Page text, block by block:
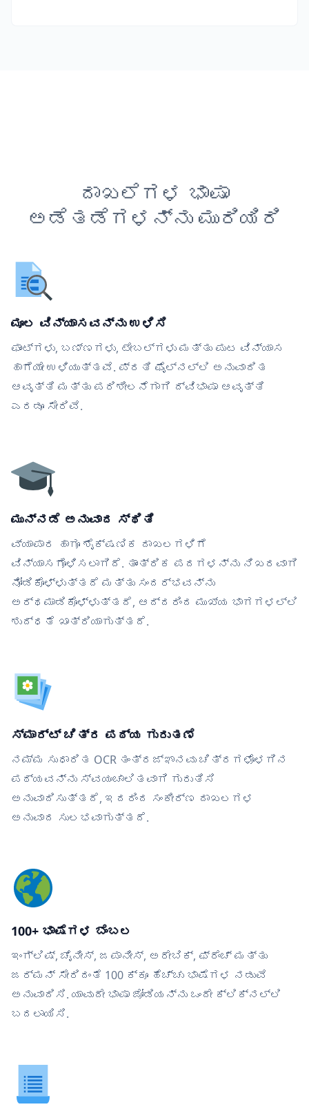
ದಾಖಲೆಗಳ ಭಾಷಾ
ಅಡೆತಡೆಗಳನ್ನು ಮುರಿಯಿರಿ
ಮೂಲ ವಿನ್ಯಾಸವನ್ನು ಉಳಿಸಿ
ಫಾಂಟ್‌ಗಳು, ಬಣ್ಣಗಳು, ಟೇಬಲ್‌ಗಳು ಮತ್ತು ಪುಟ ವಿನ್ಯಾಸ
ಹಾಗೆಯೇ ಉಳಿಯುತ್ತವೆ. ಪ್ರತಿ ಫೈಲ್‌ನಲ್ಲಿ ಅನುವಾದಿತ
ಆವೃತ್ತಿ ಮತ್ತು ಪರಿಶೀಲನೆಗಾಗಿ ದ್ವಿಭಾಷಾ ಆವೃತ್ತಿ
ಎರಡೂ ಸೇರಿವೆ.
ಮುನ್ನಡೆ ಅನುವಾದ ಸ್ಥಿತಿ
ವ್ಯಾಪಾರ ಹಾಗೂ ಶೈಕ್ಷಣಿಕ ದಾಖಲಗಳಿಗೆ
ವಿನ್ಯಾಸಗೊಳಿಸಲಾಗಿದೆ. ತಾಂತ್ರಿಕ ಪದಗಳನ್ನು ನಿಖರವಾಗಿ
ನೋಡಿಕೊಳ್ಳುತ್ತದೆ ಮತ್ತು ಸಂದರ್ಭವನ್ನು
ಅರ್ಥಮಾಡಿಕೊಳ್ಳುತ್ತದೆ, ಆದ್ದರಿಂದ ಮುಖ್ಯ ಭಾಗಗಳಲ್ಲಿ
ಶುದ್ಧತೆ ಖಾತ್ರಿಯಾಗುತ್ತದೆ.
ಸ್ಮಾರ್ಟ್ ಚಿತ್ರ ಪಠ್ಯ ಗುರುತಣೆ
ನಮ್ಮ ಸುಧಾರಿತ OCR ತಂತ್ರಜ್ಞಾನವು ಚಿತ್ರಗಳೊಳಗಿನ
ಪಠ್ಯವನ್ನು ಸ್ವಯಂಚಾಲಿತವಾಗಿ ಗುರುತಿಸಿ
ಅನುವಾದಿಸುತ್ತದೆ, ಇದರಿಂದ ಸಂಕೀರ್ಣ ದಾಖಲಗಳ
ಅನುವಾದ ಸುಲಭವಾಗುತ್ತದೆ.
100+ ಭಾಷೆಗಳ ಬೆಂಬಲ
ಇಂಗ್ಲಿಷ್, ಚೈನೀಸ್, ಜಪಾನೀಸ್, ಅರೇಬಿಕ್, ಫ್ರೆಂಚ್ ಮತ್ತು
ಜರ್ಮನ್ ಸೇರಿದಂತೆ 100 ಕ್ಕೂ ಹೆಚ್ಚು ಭಾಷೆಗಳ ನಡುವೆ
ಅನುವಾದಿಸಿ. ಯಾವುದೇ ಭಾಷಾ ಜೋಡಿಯನ್ನು ಒಂದೇ ಕ್ಲಿಕ್‌ನಲ್ಲಿ
ಬದಲಾಯಿಸಿ.